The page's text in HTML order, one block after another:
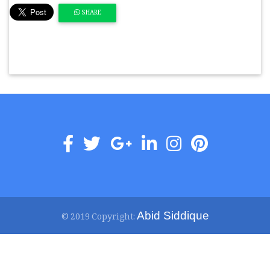
SHARE
© 2019 Copyright:Abid Siddique